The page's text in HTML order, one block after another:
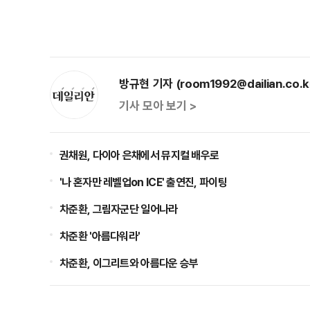
방규현 기자
기사 모아 보기 >
권채원, 다이아 은채에서 뮤지컬 배우로
'나 혼자만 레벨업on ICE' 출연진, 파이팅
차준환, 그림자군단 일어나라
차준환 '아름다워라'
차준환, 이그리트와 아름다운 승부